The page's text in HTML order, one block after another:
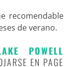
recomendable
de verano.
POWELL
EN PAGE